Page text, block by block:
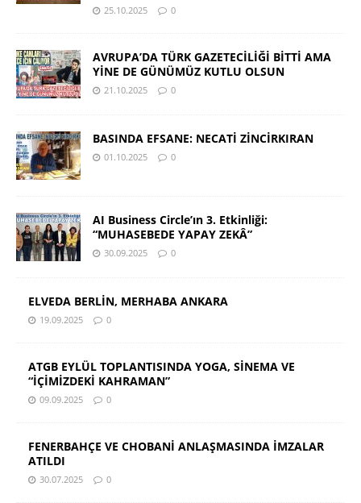
25.10.2025 0
AVRUPA’DA TÜRK GAZETECİLİĞİ BİTTİ AMA
YİNE DE GÜNÜMÜZ KUTLU OLSUN
21.10.2025 0
BASINDA EFSANE: NECATİ ZİNCİRKIRAN
01.10.2025 0
AI Business Circle’ın 3. Etkinliği:
“MUHASEBEDE YAPAY ZEKÂ”
30.09.2025 0
ELVEDA BERLİN, MERHABA ANKARA
19.09.2025 0
ATGB EYLÜL TOPLANTISINDA YOGA, SİNEMA VE
“İÇİMİZDEKİ KAHRAMAN”
09.09.2025 0
FENERBAHÇE VE CHOBANİ ANLAŞMASINDA İMZALAR
ATILDI
30.07.2025 0